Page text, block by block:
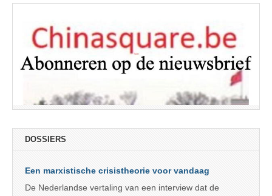
DOSSIERS
Een marxistische crisistheorie voor vandaag
De Nederlandse vertaling van een interview dat de